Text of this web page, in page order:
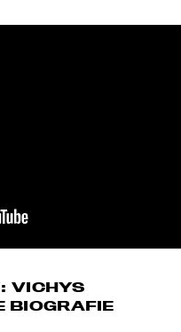
VICHYS
BIOGRAFIE